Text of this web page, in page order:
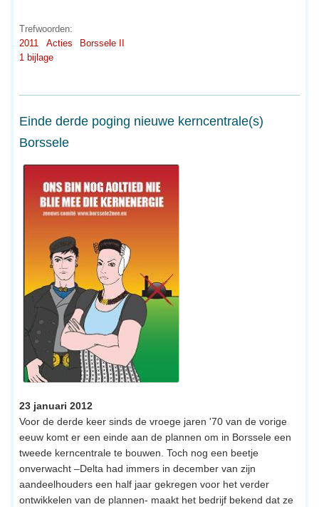
Trefwoorden:
2011
Acties
Borssele II
1 bijlage
Einde derde poging nieuwe kerncentrale(s)
Borssele
23 januari 2012
Voor de derde keer sinds de vroege jaren '70 van de vorige
eeuw komt er een einde aan de plannen om in Borssele een
tweede kerncentrale te bouwen. Toch nog een beetje
onverwacht –Delta had immers in december van zijn
aandeelhouders een half jaar gekregen voor het verder
ontwikkelen van de plannen- maakt het bedrijf bekend dat ze